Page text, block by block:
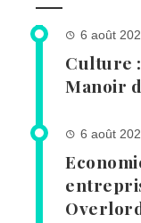
6 août
Culture
Manoir
6 août